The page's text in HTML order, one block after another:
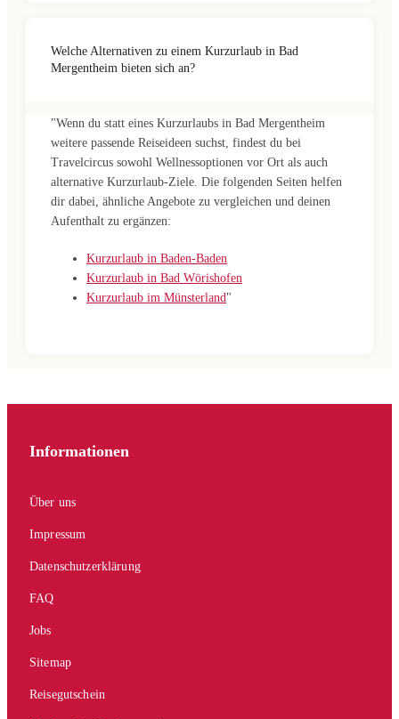
Welche Alternativen zu einem Kurzurlaub in Bad
Mergentheim bieten sich an?
"Wenn du statt eines Kurzurlaubs in Bad Mergentheim
weitere passende Reiseideen suchst, findest du bei
Travelcircus sowohl Wellnessoptionen vor Ort als auch
alternative Kurzurlaub-Ziele. Die folgenden Seiten helfen
dir dabei, ähnliche Angebote zu vergleichen und deinen
Aufenthalt zu ergänzen:
Kurzurlaub in Baden-Baden
Kurzurlaub in Bad Wörishofen
Kurzurlaub im Münsterland"
Informationen
Über uns
Impressum
Datenschutzerklärung
FAQ
Jobs
Sitemap
Reisegutschein